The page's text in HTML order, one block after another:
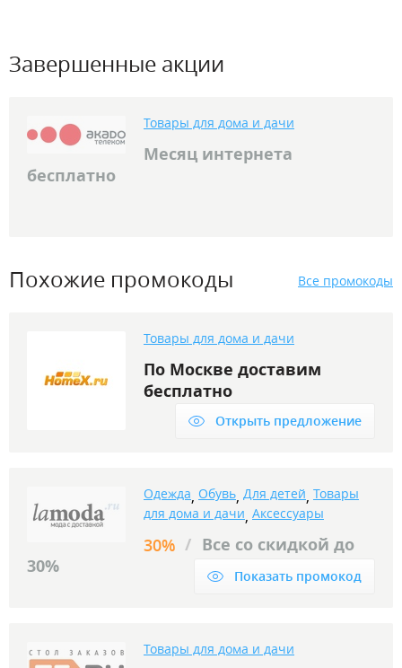
Завершенные акции
Товары для дома и дачи
Месяц интернета
бесплатно
Похожие промокоды Все промокоды
Товары для дома и дачи
По Москве доставим
бесплатно
Открыть предложение
Одежда, Обувь, Для детей, Товары
для дома и дачи, Аксессуары
30% / Все со скидкой до
30%
Показать промокод
Товары для дома и дачи